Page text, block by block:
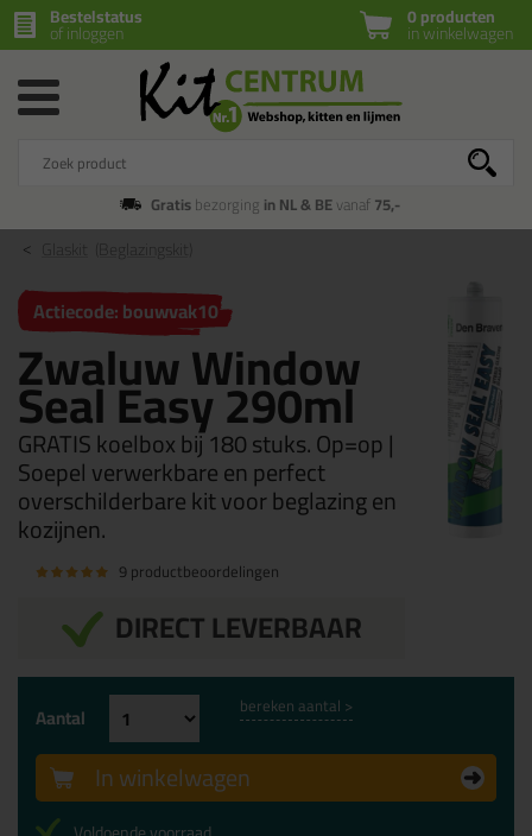
0 producten
in winkelwagen
Bestelstatus
of inloggen
Gratisbezorging in NL & BEvanaf75,-
Actiecode: bouwvak10
Zwaluw Window
Seal Easy 290ml
GRATIS koelbox bij 180 stuks. Op=op |
Soepel verwerkbare en perfect
overschilderbare kit voor beglazing en
kozijnen.
9 productbeoordelingen
DIRECT LEVERBAAR
Aantal bereken aantal >
In winkelwagen